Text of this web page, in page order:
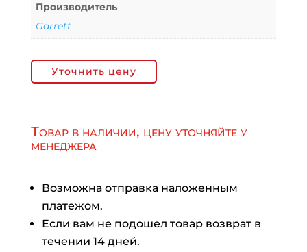
Производитель
Garrett
Уточнить цену
Товар в наличии, цену уточняйте у
менеджера
Возможна отправка наложенным
платежом.
Если вам не подошел товар возврат в
течении 14 дней.